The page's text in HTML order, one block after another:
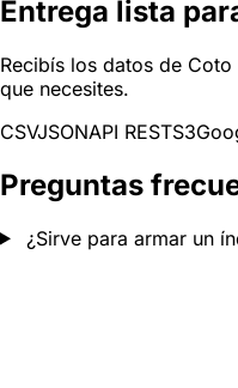
Entrega lista
Recibís los datos de
que necesites.
CSVJSONAPI RESTS3
Preguntas
¿Sirve para armar un